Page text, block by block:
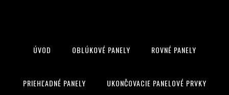
ÚVOD OBLÚKOVÉ PANELY ROVNÉ PANELY
PRIEHĽADNÉ PANELY UKONČOVACIE PANELOVÉ PRVKY